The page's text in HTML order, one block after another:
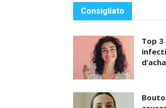
Consigliato
Top